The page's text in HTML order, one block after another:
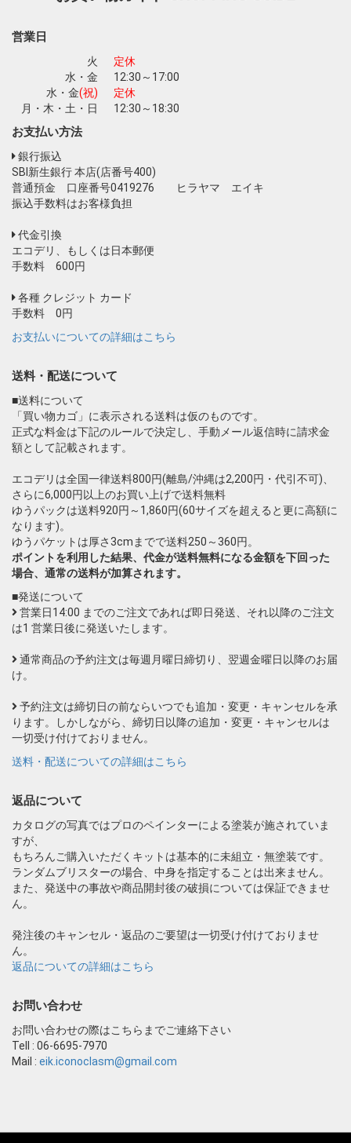
営業日
火
定休
水・金
12:30～17:00
水・金(祝)
定休
月・木・土・日
12:30～18:30
お支払い方法
銀行振込
SBI新生銀行 本店(店番号400)
普通預金 口座番号0419276 ヒラヤマ エイキ
振込手数料はお客様負担
代金引換
エコデリ、もしくは日本郵便
手数料 600円
各種 クレジット カード
手数料 0円
お支払いについての詳細はこちら
送料・配送について
■送料について
「買い物カゴ」に表示される送料は仮のものです。
正式な料金は下記のルールで決定し、手動メール返信時に請求金
額として記載されます。
エコデリは全国一律送料800円(離島/沖縄は2,200円・代引不可)、
さらに6,000円以上のお買い上げで送料無料
ゆうパックは送料920円～1,860円(60サイズを超えると更に高額に
なります)。
ゆうパケットは厚さ3cmまでで送料250～360円。
ポイントを利用した結果、代金が送料無料になる金額を下回った
場合、通常の送料が加算されます。
■発送について
営業日14:00 までのご注文であれば即日発送、それ以降のご注文
は1 営業日後に発送いたします。
通常商品の予約注文は毎週月曜日締切り、翌週金曜日以降のお届
け。
予約注文は締切日の前ならいつでも追加・変更・キャンセルを承
ります。しかしながら、締切日以降の追加・変更・キャンセルは
一切受け付けておりません。
送料・配送についての詳細はこちら
返品について
カタログの写真ではプロのペインターによる塗装が施されていま
すが、
もちろんご購入いただくキットは基本的に未組立・無塗装です。
ランダムブリスターの場合、中身を指定することは出来ません。
また、発送中の事故や商品開封後の破損については保証できませ
ん。
発注後のキャンセル・返品のご要望は一切受け付けておりませ
ん。
返品についての詳細はこちら
お問い合わせ
お問い合わせの際はこちらまでご連絡下さい
Tell : 06-6695-7970
Mail : eik.iconoclasm@gmail.com